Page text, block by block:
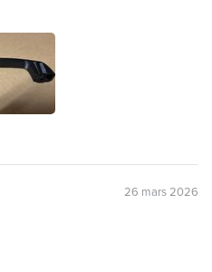
26 mars 2026